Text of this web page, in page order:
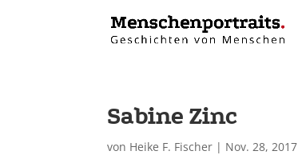
Sabine Zinc
von Heike F. Fischer | Nov. 28, 2017